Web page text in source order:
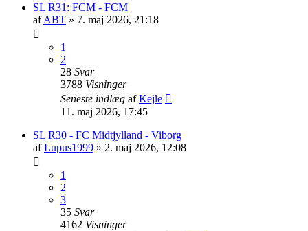
SL R31: FCM - FCM
afABT » 7. maj 2026, 21:18
1
2
28 Svar
3788 Visninger
Seneste indlæg afKejle
11. maj 2026, 17:45
SL R30 - FC Midtjylland - Viborg
afLupus1999 » 2. maj 2026, 12:08
1
2
3
35 Svar
4162 Visninger